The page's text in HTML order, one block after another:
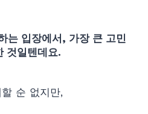
는 입장에서, 가장 큰 고민
것일텐데요.
순 없지만,